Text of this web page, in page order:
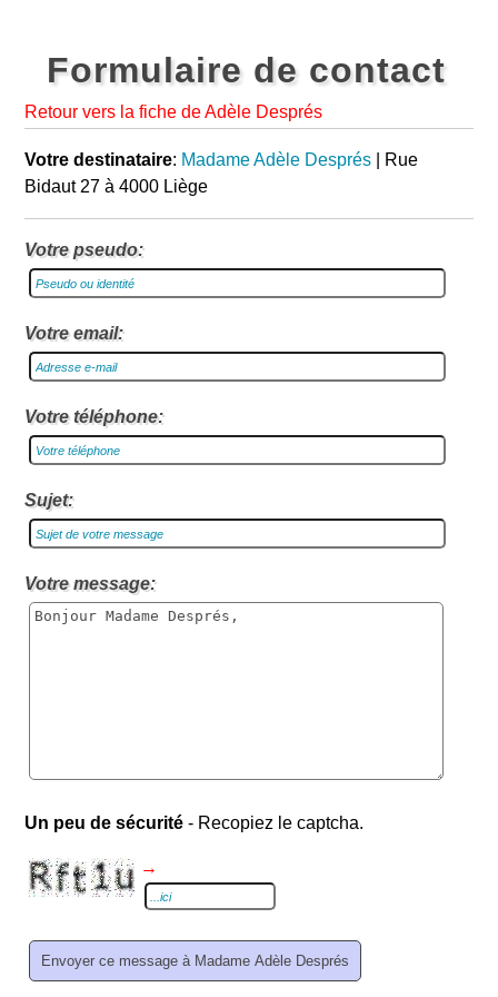
Formulaire de contact
Retour vers la fiche de Adèle Després
Votre destinataire: Madame Adèle Després | Rue
Bidaut 27 à 4000 Liège
Votre pseudo:
Votre email:
Votre téléphone:
Sujet:
Votre message:
Un peu de sécurité - Recopiez le captcha.
→